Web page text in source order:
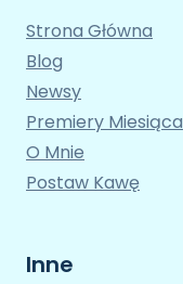
Strona Główna
Blog
Newsy
Premiery Miesiąca
O Mnie
Postaw Kawę
Inne